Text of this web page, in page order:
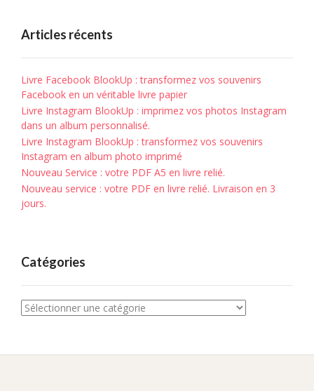
Articles récents
Livre Facebook BlookUp : transformez vos souvenirs
Facebook en un véritable livre papier
Livre Instagram BlookUp : imprimez vos photos Instagram
dans un album personnalisé.
Livre Instagram BlookUp : transformez vos souvenirs
Instagram en album photo imprimé
Nouveau Service : votre PDF A5 en livre relié.
Nouveau service : votre PDF en livre relié. Livraison en 3
jours.
Catégories
Catégories